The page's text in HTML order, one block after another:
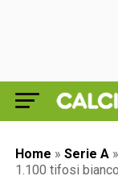
Home » Serie A »
1.100 tifosi